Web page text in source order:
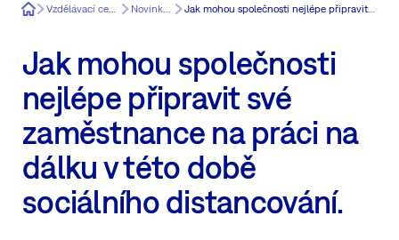
Easy8 Vzdělávací centrum pro uživatele Redmine Novinky v Easy Redmine Jak mohou společnosti nejlépe připravit své zaměstnance na práci na dálku v této době sociálního distancování.
Jak mohou společnosti
nejlépe připravit své
zaměstnance na práci na
dálku v této době
sociálního distancování.